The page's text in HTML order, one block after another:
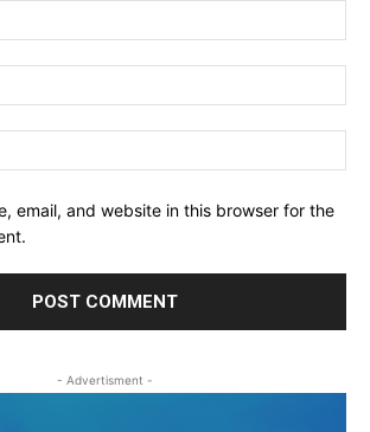
email, and website in this browser for the
- Advertisment -